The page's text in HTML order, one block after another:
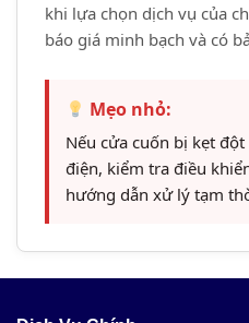
khi lựa chọn dịch vụ của
báo giá minh bạch và có
Mẹo nhỏ:
Nếu cửa cuốn bị kẹt
điện, kiểm tra điều
hướng dẫn xử lý tạm